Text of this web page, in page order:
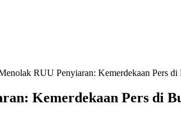
RUU Penyiaran: Kemerdekaan Pers di
Kemerdekaan Pers di